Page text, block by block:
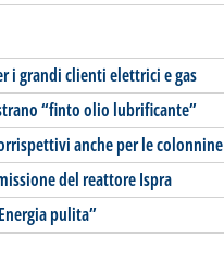
i grandi clienti elettrici e gas
“finto olio lubrificante”
anche per le colonnine
del reattore Ispra
pulita”